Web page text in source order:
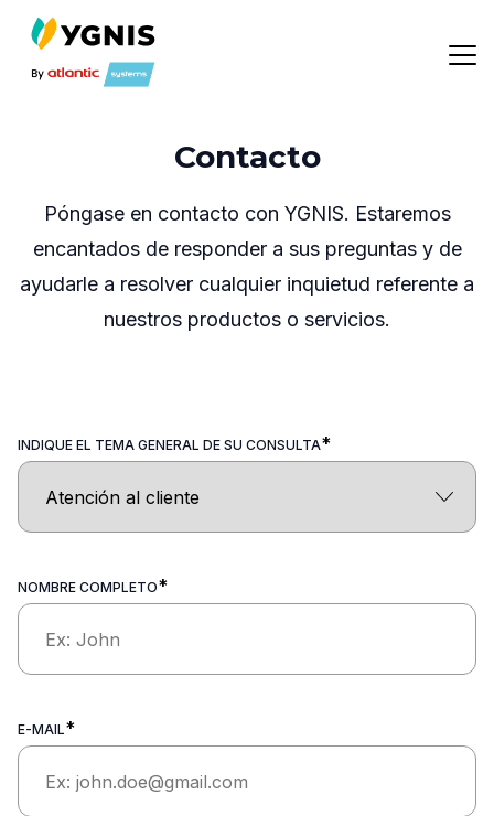
Contacto
Póngase en contacto con YGNIS. Estaremos
encantados de responder a sus preguntas y de
ayudarle a resolver cualquier inquietud referente a
nuestros productos o servicios.
INDIQUE EL TEMA GENERAL DE SU CONSULTA*
NOMBRE COMPLETO*
E-MAIL*